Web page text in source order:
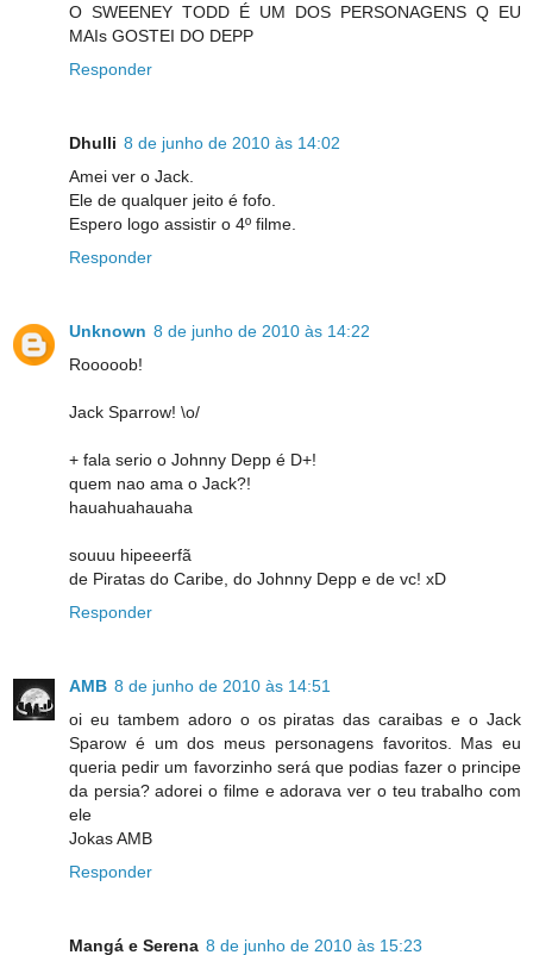
O SWEENEY TODD É UM DOS PERSONAGENS Q EU
MAIs GOSTEI DO DEPP
Responder
Dhulli 8 de junho de 2010 às 14:02
Amei ver o Jack.
Ele de qualquer jeito é fofo.
Espero logo assistir o 4º filme.
Responder
Unknown 8 de junho de 2010 às 14:22
Rooooob!
Jack Sparrow! \o/
+ fala serio o Johnny Depp é D+!
quem nao ama o Jack?!
hauahuahauaha
souuu hipeeerfã
de Piratas do Caribe, do Johnny Depp e de vc! xD
Responder
AMB 8 de junho de 2010 às 14:51
oi eu tambem adoro o os piratas das caraibas e o Jack
Sparow é um dos meus personagens favoritos. Mas eu
queria pedir um favorzinho será que podias fazer o principe
da persia? adorei o filme e adorava ver o teu trabalho com
ele
Jokas AMB
Responder
Mangá e Serena 8 de junho de 2010 às 15:23